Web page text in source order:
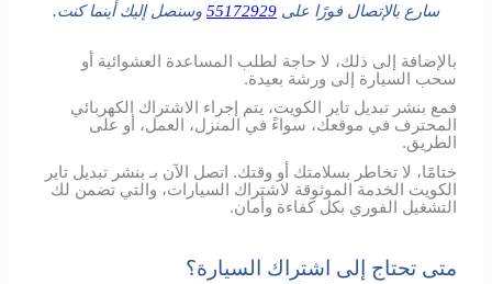
سارع بالإتصال فورًا على 55172929 وسنصل إليك أينما كنت.
بالإضافة إلى ذلك، لا حاجة لطلب المساعدة العشوائية أو
سحب السيارة إلى ورشة بعيدة.
فمع بنشر تبديل تاير الكويت، يتم إجراء الاشتراك الكهربائي
المحترف في موقعك، سواءً في المنزل، العمل، أو على
الطريق.
ختامًا، لا تخاطر بسلامتك أو وقتك. اتصل الآن بـ بنشر تبديل تاير
الكويت الخدمة الموثوقة لاشتراك السيارات، والتي تضمن لك
التشغيل الفوري بكل كفاءة وأمان.
متى تحتاج إلى اشتراك السيارة؟